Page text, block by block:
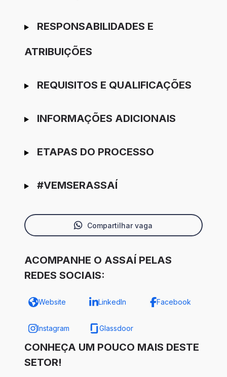
RESPONSABILIDADES E
ATRIBUIÇÕES
REQUISITOS E QUALIFICAÇÕES
INFORMAÇÕES ADICIONAIS
ETAPAS DO PROCESSO
#VEMSERASSAÍ
Compartilhar vaga
ACOMPANHE O ASSAÍ PELAS
REDES SOCIAIS:
Website LinkedIn Facebook
Instagram Glassdoor
CONHEÇA UM POUCO MAIS DESTE
SETOR!